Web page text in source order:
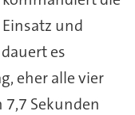
und
es
eher alle vier
7,7 Sekunden